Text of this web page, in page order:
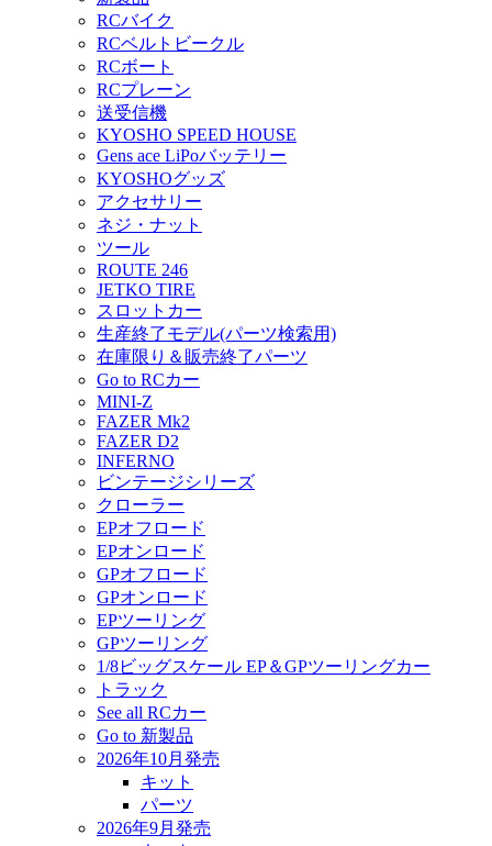
RCバイク
RCベルトビークル
RCボート
RCプレーン
送受信機
KYOSHO SPEED HOUSE
Gens ace LiPoバッテリー
KYOSHOグッズ
アクセサリー
ネジ・ナット
ツール
ROUTE 246
JETKO TIRE
スロットカー
生産終了モデル(パーツ検索用)
在庫限り＆販売終了パーツ
Go to RCカー
MINI-Z
FAZER Mk2
FAZER D2
INFERNO
ビンテージシリーズ
クローラー
EPオフロード
EPオンロード
GPオフロード
GPオンロード
EPツーリング
GPツーリング
1/8ビッグスケール EP＆GPツーリングカー
トラック
See all RCカー
Go to 新製品
2026年10月発売
キット
パーツ
2026年9月発売